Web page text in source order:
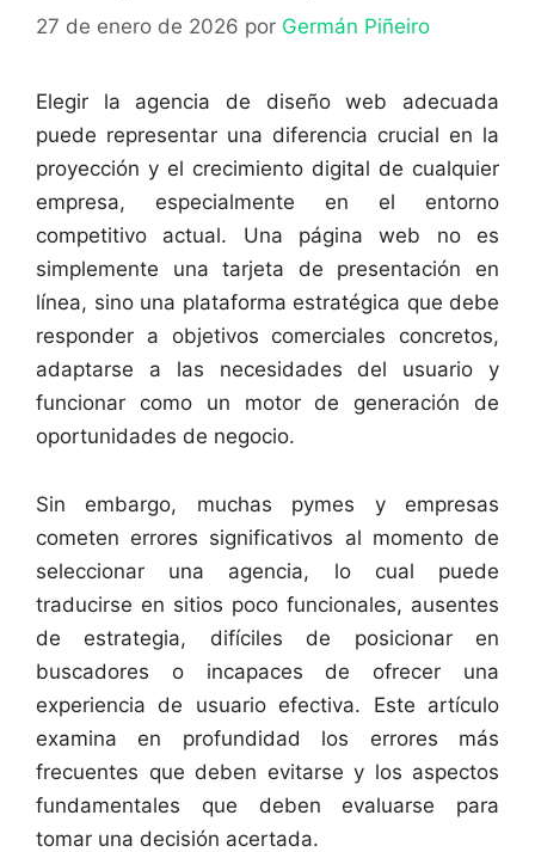
27 de enero de 2026 por Germán Piñeiro
Elegir la agencia de diseño web adecuada
puede representar una diferencia crucial en la
proyección y el crecimiento digital de cualquier
empresa, especialmente en el entorno
competitivo actual. Una página web no es
simplemente una tarjeta de presentación en
línea, sino una plataforma estratégica que debe
responder a objetivos comerciales concretos,
adaptarse a las necesidades del usuario y
funcionar como un motor de generación de
oportunidades de negocio.
Sin embargo, muchas pymes y empresas
cometen errores significativos al momento de
seleccionar una agencia, lo cual puede
traducirse en sitios poco funcionales, ausentes
de estrategia, difíciles de posicionar en
buscadores o incapaces de ofrecer una
experiencia de usuario efectiva. Este artículo
examina en profundidad los errores más
frecuentes que deben evitarse y los aspectos
fundamentales que deben evaluarse para
tomar una decisión acertada.